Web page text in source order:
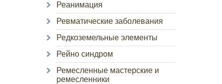
Реанимация
Ревматические заболевания
Редкоземельные элементы
Рейно синдром
Ремесленные мастерские и
ремесленники